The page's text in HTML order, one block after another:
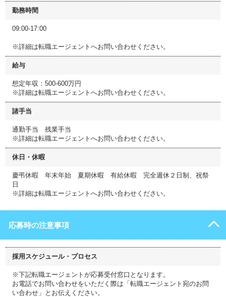
勤務時間
09:00-17:00
※詳細は転職エージェントへお問い合わせください。
給与
想定年収：500-600万円
※詳細は転職エージェントへお問い合わせください。
諸手当
通勤手当 残業手当
※詳細は転職エージェントへお問い合わせください。
休日・休暇
慶弔休暇 年末年始 夏期休暇 有給休暇 完全週休２日制、祝祭
日
※詳細は転職エージェントへお問い合わせください。
応募時の注意事項
採用スケジュール・プロセス
※下記転職エージェントが応募受付窓口となります。
お電話でお問い合わせをいただく際は「転職エージェント宛のお問
い合わせ」とお伝えください。